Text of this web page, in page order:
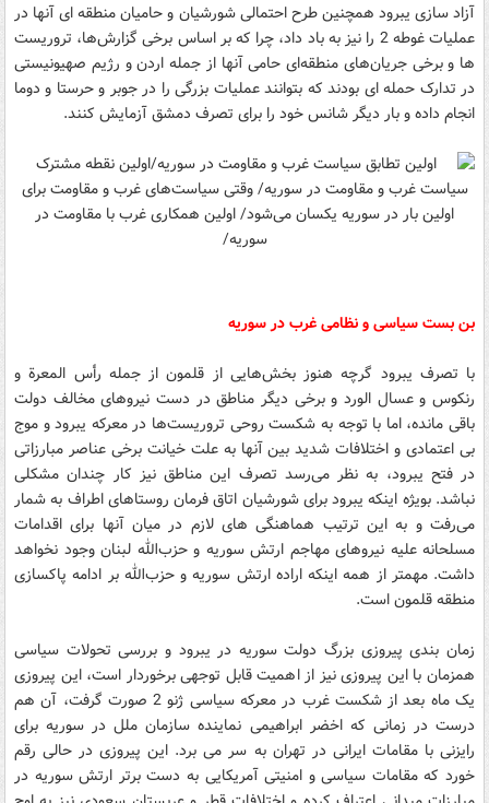
آزاد سازی یبرود همچنین طرح احتمالی شورشیان و حامیان منطقه ای آنها در
عملیات غوطه 2 را نیز به باد داد، چرا که بر اساس برخی گزارش‌ها، تروریست
ها و برخی جریان‌های منطقه‌ای حامی آنها از جمله اردن و رژیم صهیونیستی
در تدارک حمله ای بودند که بتوانند عملیات بزرگی را در جوبر و حرستا و دوما
انجام داده و بار دیگر شانس خود را برای تصرف دمشق آزمایش کنند.
بن بست سیاسی و نظامی غرب در سوریه
با تصرف یبرود گرچه هنوز بخش‌هایی از قلمون از جمله رأس المعرة و
رنکوس و عسال الورد و برخی دیگر مناطق در دست نیروهای مخالف دولت
باقی مانده، اما با توجه به شکست روحی تروریست‌ها در معرکه یبرود و موج
بی اعتمادی و اختلافات شدید بین آنها به علت خیانت برخی عناصر مبارزاتی
در فتح یبرود، به نظر می‌رسد تصرف این مناطق نیز کار چندان مشکلی
نباشد. بویژه اینکه یبرود برای شورشیان اتاق فرمان روستاهای اطراف به شمار
می‌رفت و به این ترتیب هماهنگی های لازم در میان آنها برای اقدامات
مسلحانه علیه نیروهای مهاجم ارتش سوریه و حزب‌الله لبنان وجود نخواهد
داشت. مهمتر از همه اینکه اراده ارتش سوریه و حزب‌الله بر ادامه پاکسازی
منطقه قلمون است.
زمان بندی پیروزی بزرگ دولت سوریه در یبرود و بررسی تحولات سیاسی
همزمان با این پیروزی نیز از اهمیت قابل توجهی برخوردار است، این پیروزی
یک ماه بعد از شکست غرب در معرکه سیاسی ژنو 2 صورت گرفت، آن هم
درست در زمانی که اخضر ابراهیمی نماینده سازمان ملل در سوریه برای
رایزنی با مقامات ایرانی در تهران به سر می برد. این پیروزی در حالی رقم
خورد که مقامات سیاسی و امنیتی آمریکایی به دست برتر ارتش سوریه در